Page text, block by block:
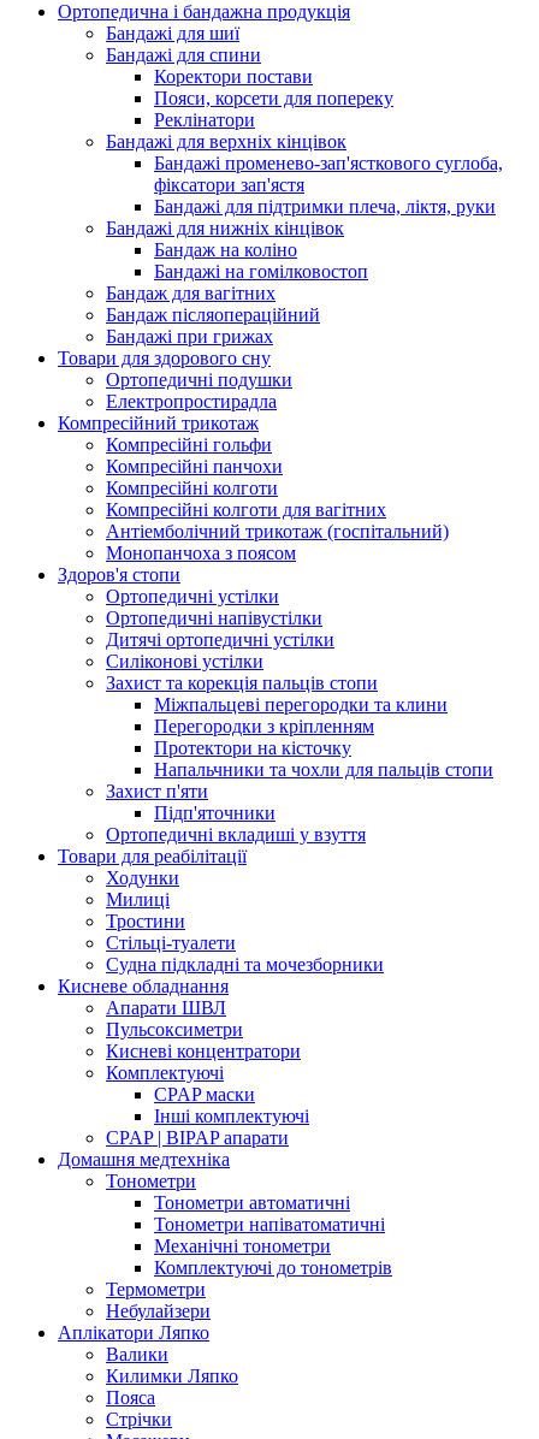
Ортопедична і бандажна продукція
Бандажі для шиї
Бандажі для спини
Коректори постави
Пояси, корсети для попереку
Реклінатори
Бандажі для верхніх кінцівок
Бандажі променево-зап'ясткового суглоба,
фіксатори зап'ястя
Бандажі для підтримки плеча, ліктя, руки
Бандажі для нижніх кінцівок
Бандаж на коліно
Бандажі на гомілковостоп
Бандаж для вагітних
Бандаж післяопераційний
Бандажі при грижах
Товари для здорового сну
Ортопедичні подушки
Електропростирадла
Компресійний трикотаж
Компресійні гольфи
Компресійні панчохи
Компресійні колготи
Компресійні колготи для вагітних
Антіемболічний трикотаж (госпітальний)
Монопанчоха з поясом
Здоров'я стопи
Ортопедичні устілки
Ортопедичні напівустілки
Дитячі ортопедичні устілки
Силіконові устілки
Захист та корекція пальців стопи
Міжпальцеві перегородки та клини
Перегородки з кріпленням
Протектори на кісточку
Напальчники та чохли для пальців стопи
Захист п'яти
Підп'яточники
Ортопедичні вкладиші у взуття
Товари для реабілітації
Ходунки
Милиці
Тростини
Стільці-туалети
Судна підкладні та мочезборники
Кисневе обладнання
Апарати ШВЛ
Пульсоксиметри
Кисневі концентратори
Комплектуючі
CPAP маски
Інші комплектуючі
CPAP | BIPAP апарати
Домашня медтехніка
Тонометри
Тонометри автоматичні
Тонометри напіватоматичні
Механічні тонометри
Комплектуючі до тонометрів
Термометри
Небулайзери
Аплікатори Ляпко
Валики
Килимки Ляпко
Пояса
Стрічки